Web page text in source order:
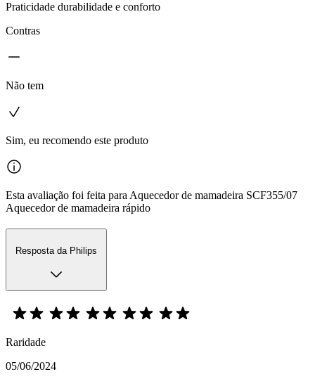
Praticidade durabilidade e conforto
Contras
Não tem
Sim, eu recomendo este produto
Esta avaliação foi feita para Aquecedor de mamadeira SCF355/07
Aquecedor de mamadeira rápido
Resposta da Philips
Raridade
05/06/2024